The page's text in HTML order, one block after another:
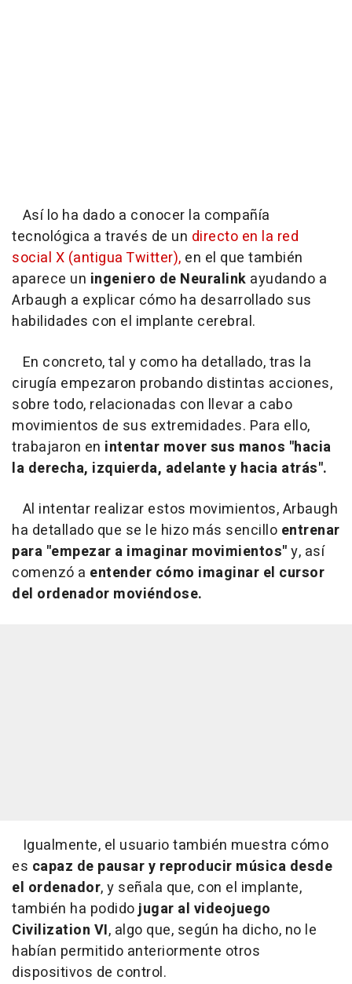
Así lo ha dado a conocer la compañía
tecnológica a través de un directo en la red
social X (antigua Twitter), en el que también
aparece un ingeniero de Neuralink ayudando a
Arbaugh a explicar cómo ha desarrollado sus
habilidades con el implante cerebral.
En concreto, tal y como ha detallado, tras la
cirugía empezaron probando distintas acciones,
sobre todo, relacionadas con llevar a cabo
movimientos de sus extremidades. Para ello,
trabajaron en intentar mover sus manos "hacia
la derecha, izquierda, adelante y hacia atrás".
Al intentar realizar estos movimientos, Arbaugh
ha detallado que se le hizo más sencillo entrenar
para "empezar a imaginar movimientos"y, así
comenzó a entender cómo imaginar el cursor
del ordenador moviéndose.
Igualmente, el usuario también muestra cómo
es capaz de pausar y reproducir música desde
el ordenador, y señala que, con el implante,
también ha podidojugar al videojuego
Civilization VI, algo que, según ha dicho, no le
habían permitido anteriormente otros
dispositivos de control.